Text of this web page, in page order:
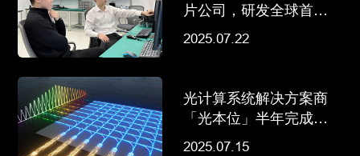
片公司，研发全球首颗
存算一体光芯片
2025.07.22
光计算系统解决方案商
「光本位」半年完成两
轮融资，获两地国资加
2025.07.15